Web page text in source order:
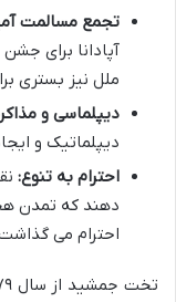
تجمع مسالمت
آپادانا برای
ملل نیز بستری
دیپلماسی و
دیپلماتیک و
احترام به تنوع:
دهند که تمدن
احترام می